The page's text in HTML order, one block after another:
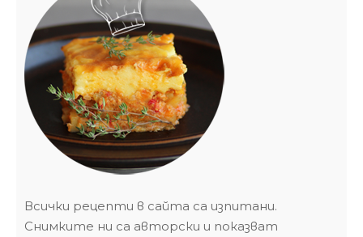
Всички рецепти в сайта са изпитани.
Снимките ни са авторски и показват